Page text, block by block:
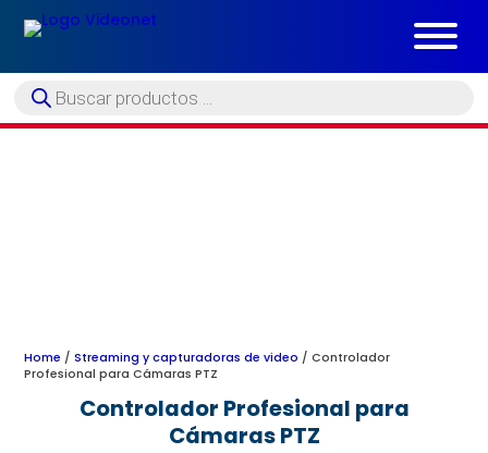
Búsqueda
de
Home /Streaming y capturadoras de video / Controlador
Profesional para Cámaras PTZ
Controlador Profesional para
Cámaras PTZ